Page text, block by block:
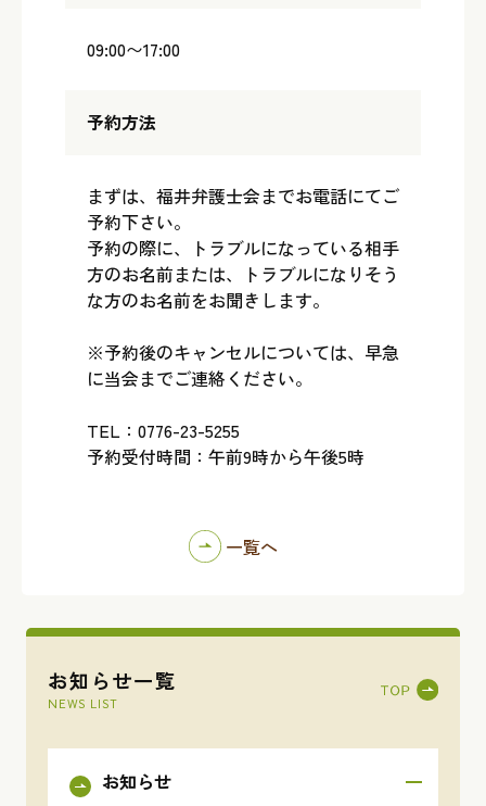
お知らせ一覧
NEWS LIST
お知らせ
09:00〜17:00
予約方法
まずは、福井弁護士会までお電話にてご
予約下さい。
予約の際に、トラブルになっている相手
方のお名前または、トラブルになりそう
な方のお名前をお聞きします。
※予約後のキャンセルについては、早急
に当会までご連絡ください。
TEL：0776-23-5255
予約受付時間：午前9時から午後5時
一覧へ